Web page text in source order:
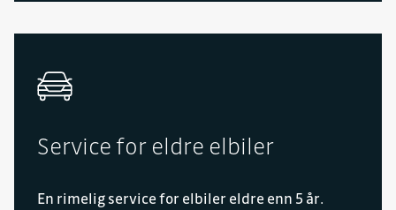
Service for eldre elbiler
En rimelig service for elbiler eldre enn 5 år.